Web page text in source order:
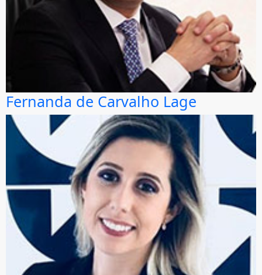
Fernanda de Carvalho Lage